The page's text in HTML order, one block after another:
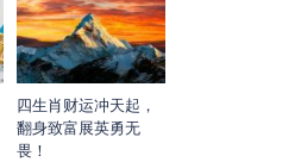
四生肖财运冲天起，
翻身致富展英勇无
畏！